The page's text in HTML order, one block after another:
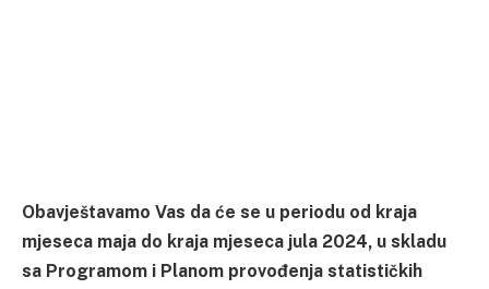
Obavještavamo Vas da će se u periodu od kraja
mjeseca maja do kraja mjeseca jula 2024, u skladu
sa Programom i Planom provođenja statističkih